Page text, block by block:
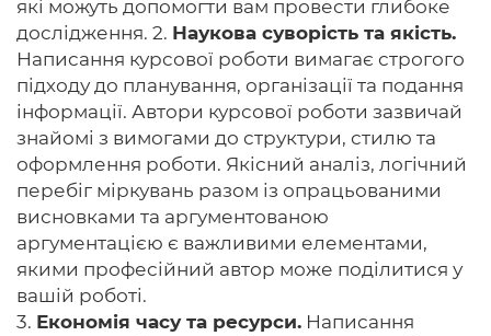
які можуть допомогти вам провести глибоке
дослідження. 2. Наукова суворість та якість.
Написання курсової роботи вимагає строгого
підходу до планування, організації та подання
інформації. Автори курсової роботи зазвичай
знайомі з вимогами до структури, стилю та
оформлення роботи. Якісний аналіз, логічний
перебіг міркувань разом із опрацьованими
висновками та аргументованою
аргументацією є важливими елементами,
якими професійний автор може поділитися у
вашій роботі.
3. Економія часу та ресурси. Написання